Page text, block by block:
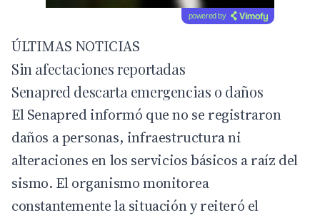
powered by
ÚLTIMAS NOTICIAS
Sin afectaciones reportadas
Senapred descarta emergencias o daños
ElSenapredinformó que no se registraron
daños a personas, infraestructura ni
alteraciones en los servicios básicos a raíz del
sismo. El organismo monitorea
constantemente la situación y reiteró el